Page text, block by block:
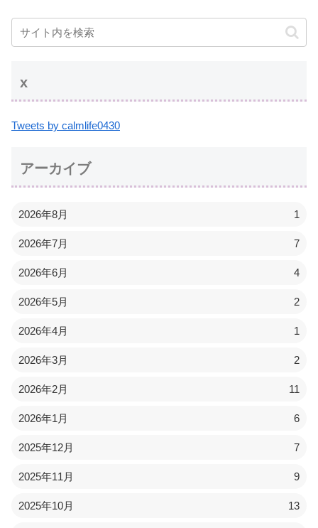
x
Tweets by calmlife0430
アーカイブ
2026年8月 1
2026年7月 7
2026年6月 4
2026年5月 2
2026年4月 1
2026年3月 2
2026年2月 11
2026年1月 6
2025年12月 7
2025年11月 9
2025年10月 13